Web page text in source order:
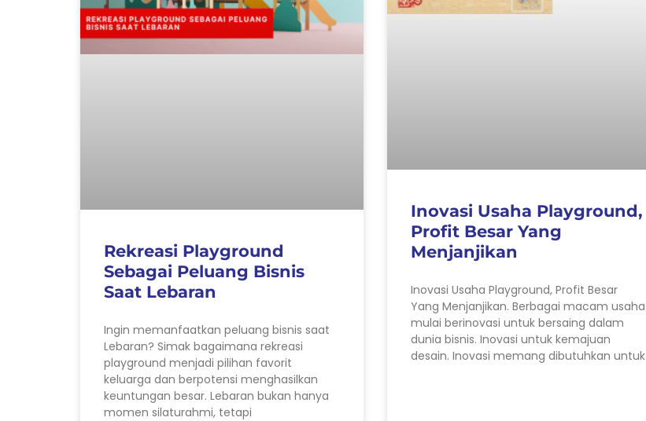
Rekreasi Playground
Sebagai Peluang Bisnis
Saat Lebaran
Ingin memanfaatkan peluang bisnis saat
Lebaran? Simak bagaimana rekreasi
playground menjadi pilihan favorit
keluarga dan berpotensi menghasilkan
keuntungan besar. Lebaran bukan hanya
momen silaturahmi, tetapi
Inovasi Usaha Playground,
Profit Besar Yang
Menjanjikan
Inovasi Usaha Playground, Profit Besar
Yang Menjanjikan. Berbagai macam usaha
mulai berinovasi untuk bersaing dalam
dunia bisnis. Inovasi untuk kemajuan
desain. Inovasi memang dibutuhkan untuk